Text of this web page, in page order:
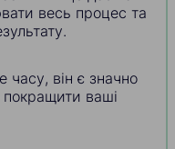
весь процес та
часу, він є значно
покращити ваші